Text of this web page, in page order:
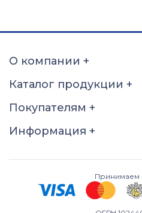
О компании +
Каталог продукции +
Покупателям +
Информация +
Принимаем